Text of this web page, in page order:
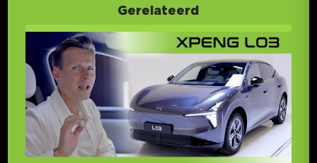
Gerelateerd